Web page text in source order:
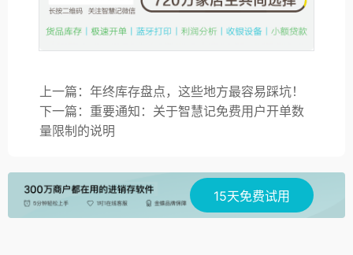
上一篇：年终库存盘点，这些地方最容易踩坑！
下一篇：重要通知：关于智慧记免费用户开单数
量限制的说明
15天免费试用